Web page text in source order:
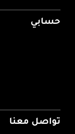
حسابي
تواصل معنا